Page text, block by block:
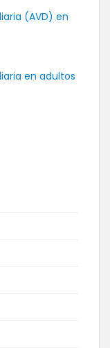
(AVD) en
en adultos